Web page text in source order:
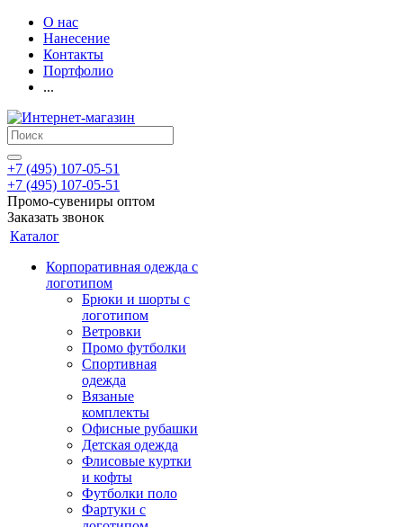
О нас
Нанесение
Контакты
Портфолио
...
+7 (495) 107-05-51
+7 (495) 107-05-51
Промо-сувениры оптом
Заказать звонок
Каталог
Корпоративная одежда с
логотипом
Брюки и шорты с
логотипом
Ветровки
Промо футболки
Спортивная
одежда
Вязаные
комплекты
Офисные рубашки
Детская одежда
Флисовые куртки
и кофты
Футболки поло
Фартуки с